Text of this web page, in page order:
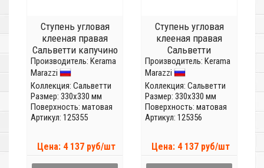
Ступень угловая
клееная правая
Сальветти капучино
светлый
SG506520R/GCD
Производитель: Kerama
Marazzi
Коллекция: Сальветти
Размер: 330x330 мм
Поверхность: матовая
Артикул: 125355
Цена: 4 137 руб/шт
Ступень угловая
клееная правая
Сальветти
коричневый
SG506820R/GCD
Производитель: Kerama
Marazzi
Коллекция: Сальветти
Размер: 330x330 мм
Поверхность: матовая
Артикул: 125356
Цена: 4 137 руб/шт